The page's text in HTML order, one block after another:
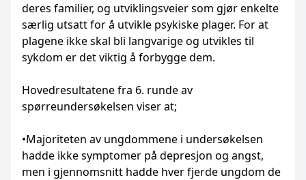
deres familier, og utviklingsveier som gjør enkelte
særlig utsatt for å utvikle psykiske plager. For at
plagene ikke skal bli langvarige og utvikles til
sykdom er det viktig å forbygge dem.
Hovedresultatene fra 6. runde av
spørreundersøkelsen viser at;
•Majoriteten av ungdommene i undersøkelsen
hadde ikke symptomer på depresjon og angst,
men i gjennomsnitt hadde hver fjerde ungdom de